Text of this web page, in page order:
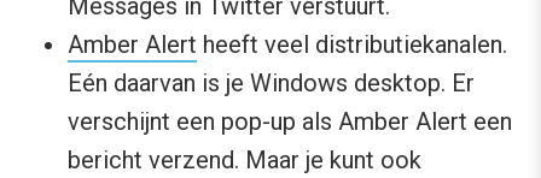
Messages in Twitter verstuurt.
Amber Alert heeft veel distributiekanalen.
Eén daarvan is je Windows desktop. Er
verschijnt een pop-up als Amber Alert een
bericht verzend. Maar je kunt ook